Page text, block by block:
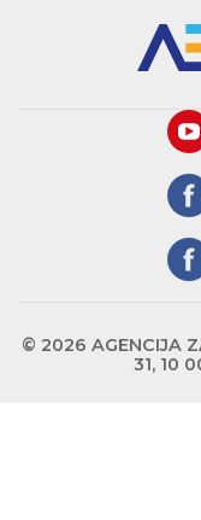
© 2026 AGENCIJA
31, 10